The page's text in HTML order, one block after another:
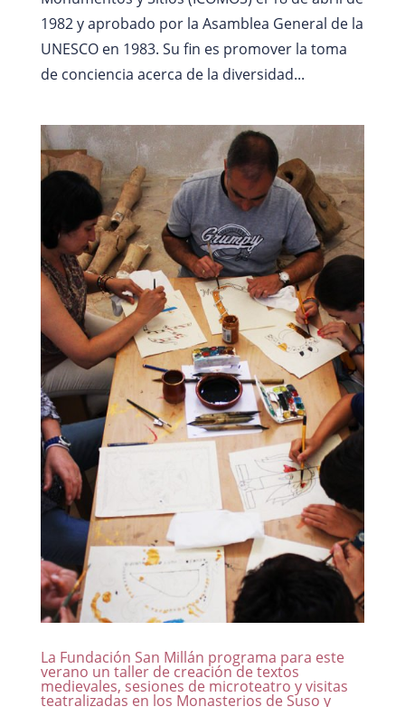
1982 y aprobado por la Asamblea General de la
UNESCO en 1983. Su fin es promover la toma
de conciencia acerca de la diversidad...
La Fundación San Millán programa para este
verano un taller de creación de textos
medievales, sesiones de microteatro y visitas
teatralizadas en los Monasterios de Suso y